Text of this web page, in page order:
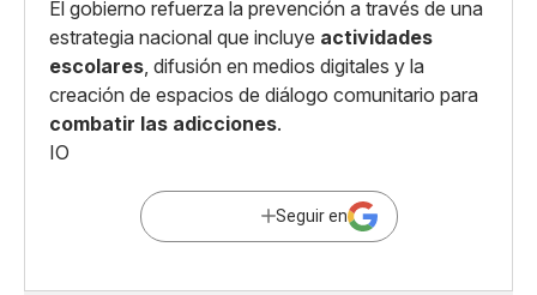
El gobierno refuerza la prevención a través de una
estrategia nacional que incluye actividades
escolares , difusión en medios digitales y la
creación de espacios de diálogo comunitario para
combatir las adicciones.
IO
Seguir en